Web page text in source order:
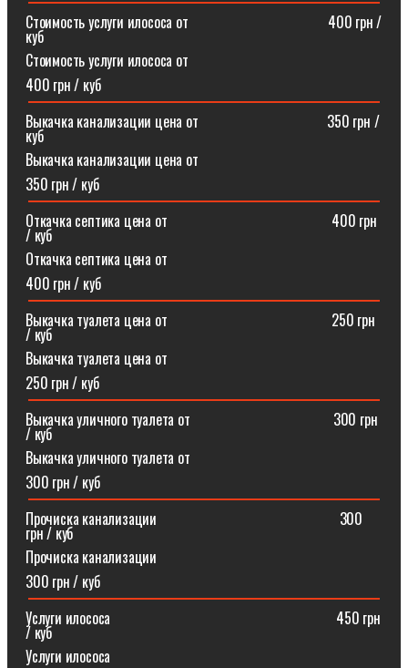
Стоимость услуги илососа от⠀⠀⠀⠀⠀⠀⠀⠀⠀⠀⠀⠀⠀400 грн /
куб
Стоимость услуги илососа от
400 грн / куб
Выкачка канализации цена от⠀⠀⠀⠀⠀⠀⠀⠀⠀⠀⠀⠀350 грн /
куб
Выкачка канализации цена от
350 грн / куб
Откачка септика цена от ⠀⠀⠀⠀⠀⠀⠀⠀⠀⠀⠀⠀⠀⠀⠀400 грн
/ куб
Откачка септика цена от
400 грн / куб
Выкачка туалета цена от ⠀⠀⠀⠀⠀⠀⠀⠀⠀⠀⠀⠀⠀⠀⠀250 грн
/ куб
Выкачка туалета цена от
250 грн / куб
Выкачка уличного туалета от ⠀⠀⠀⠀⠀⠀⠀⠀⠀⠀⠀⠀⠀300 грн
/ куб
Выкачка уличного туалета от
300 грн / куб
Прочиска канализации⠀⠀⠀⠀⠀⠀⠀⠀⠀⠀⠀⠀⠀⠀⠀⠀⠀300
грн / куб
Прочиска канализации
300 грн / куб
Услуги илососа⠀⠀⠀⠀⠀⠀⠀⠀⠀⠀⠀⠀⠀⠀⠀⠀⠀⠀⠀⠀⠀450 грн
/ куб
Услуги илососа